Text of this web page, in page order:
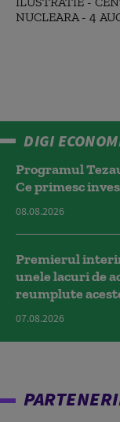
DIGI
Programul
Ce primesc
08.08.2026
Premierul
unele lacuri de
reumplute
07.08.2026